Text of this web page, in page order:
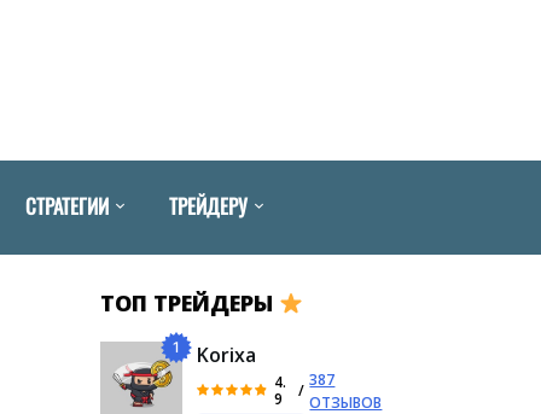
СТРАТЕГИИ ТРЕЙДЕРУ
ТОП ТРЕЙДЕРЫ
1 Korixa
4.
9
/
387
ОТЗЫВОВ